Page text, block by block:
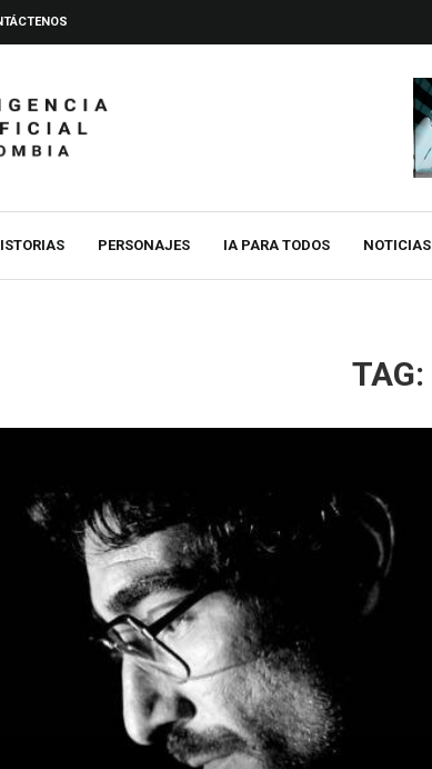
PERSONAJES IA PARA TODOS NOTICIAS
TAG: